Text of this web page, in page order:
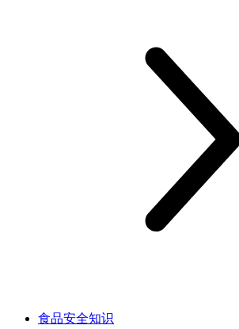
食品安全知识